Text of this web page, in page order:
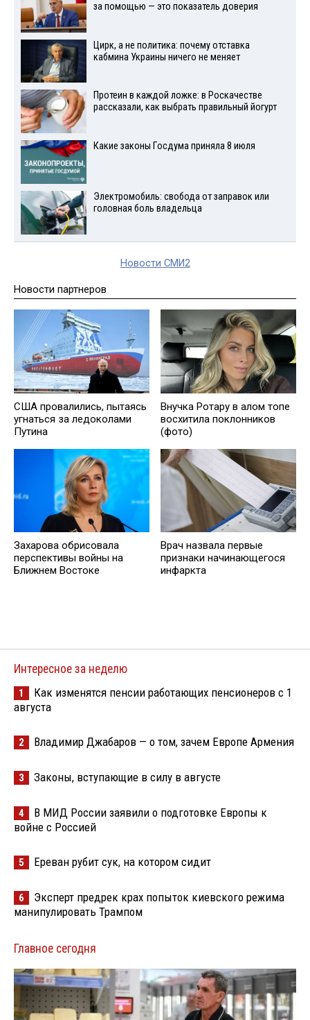
за помощью — это показатель доверия
Цирк, а не политика: почему отставка
кабмина Украины ничего не меняет
Протеин в каждой ложке: в Роскачестве
рассказали, как выбрать правильный йогурт
Какие законы Госдума приняла 8 июля
Электромобиль: свобода от заправок или
головная боль владельца
Новости СМИ2
Новости партнеров
США провалились, пытаясь
угнаться за ледоколами
Путина
Внучка Ротару в алом топе
восхитила поклонников
(фото)
Захарова обрисовала
перспективы войны на
Ближнем Востоке
Врач назвала первые
признаки начинающегося
инфаркта
Интересное за неделю
1
Как изменятся пенсии работающих пенсионеров с 1
августа
2 Владимир Джабаров — о том, зачем Европе Армения
3 Законы, вступающие в силу в августе
4
В МИД России заявили о подготовке Европы к
войне с Россией
5 Ереван рубит сук, на котором сидит
6
Эксперт предрек крах попыток киевского режима
манипулировать Трампом
Главное сегодня